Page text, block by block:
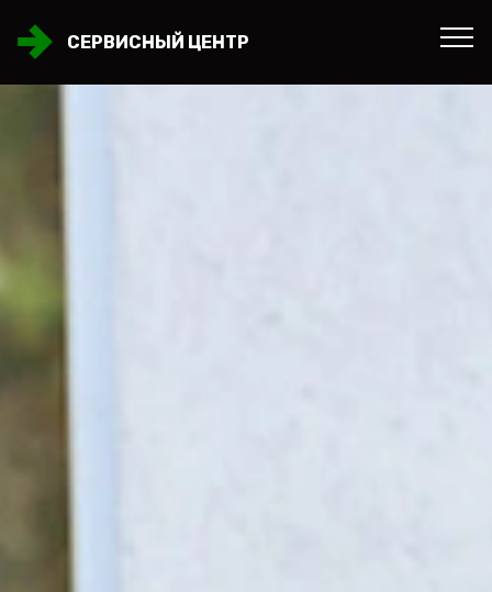
СЕРВИСНЫЙ ЦЕНТР